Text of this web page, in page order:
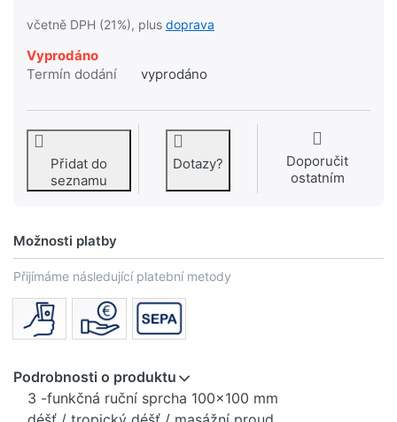
včetně DPH (21%), plus doprava
Vyprodáno
Termín dodání
vyprodáno
Přidat do
seznamu
Dotazy?
Doporučit
ostatním
Možnosti platby
Přijímáme následující platební metody
Podrobnosti o produktu
3 -funkčná ruční sprcha 100x100 mm